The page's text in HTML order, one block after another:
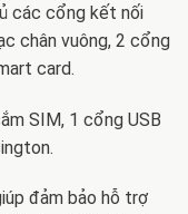
các cổng kết nối
chân vuông, 2 cổng
card.
SIM, 1 cổng USB
đảm bảo hỗ trợ